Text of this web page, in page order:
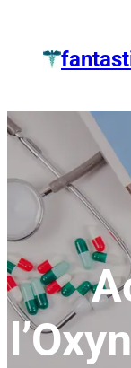
springen